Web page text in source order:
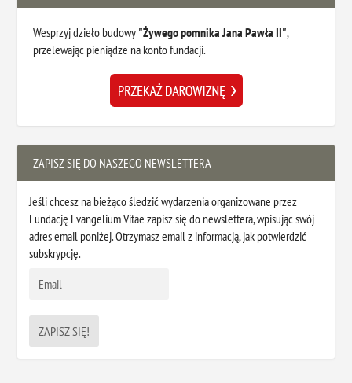
Wesprzyj dzieło budowy "Żywego pomnika Jana Pawła II",
przelewając pieniądze na konto fundacji.
ZAPISZ SIĘ DO NASZEGO NEWSLETTERA
Jeśli chcesz na bieżąco śledzić wydarzenia organizowane przez
Fundację Evangelium Vitae zapisz się do newslettera, wpisując swój
adres email poniżej. Otrzymasz email z informacją, jak potwierdzić
subskrypcję.